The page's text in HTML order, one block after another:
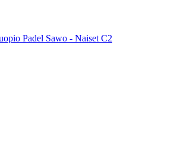
Padel Sawo - Naiset C2